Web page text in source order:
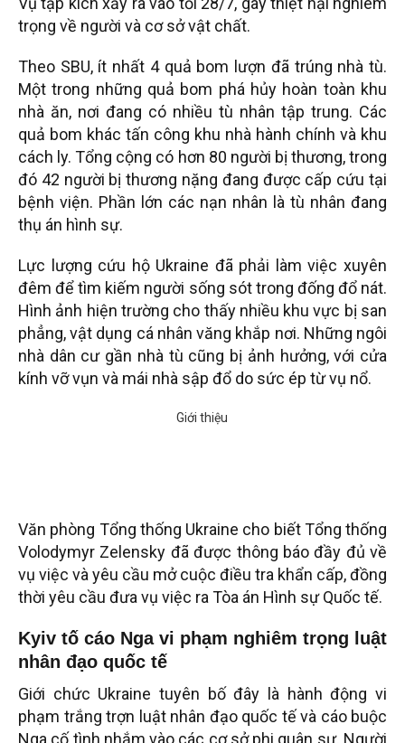
trọng về người và cơ sở vật chất.
Theo SBU, ít nhất 4 quả bom lượn đã trúng nhà tù.
Một trong những quả bom phá hủy hoàn toàn khu
nhà ăn, nơi đang có nhiều tù nhân tập trung. Các
quả bom khác tấn công khu nhà hành chính và khu
cách ly. Tổng cộng có hơn 80 người bị thương, trong
đó 42 người bị thương nặng đang được cấp cứu tại
bệnh viện. Phần lớn các nạn nhân là tù nhân đang
thụ án hình sự.
Lực lượng cứu hộ Ukraine đã phải làm việc xuyên
đêm để tìm kiếm người sống sót trong đống đổ nát.
Hình ảnh hiện trường cho thấy nhiều khu vực bị san
phẳng, vật dụng cá nhân văng khắp nơi. Những ngôi
nhà dân cư gần nhà tù cũng bị ảnh hưởng, với cửa
kính vỡ vụn và mái nhà sập đổ do sức ép từ vụ nổ.
Văn phòng Tổng thống Ukraine cho biết Tổng thống
Volodymyr Zelensky đã được thông báo đầy đủ về
vụ việc và yêu cầu mở cuộc điều tra khẩn cấp, đồng
thời yêu cầu đưa vụ việc ra Tòa án Hình sự Quốc tế.
Kyiv tố cáo Nga vi phạm nghiêm trọng luật
nhân đạo quốc tế
Giới chức Ukraine tuyên bố đây là hành động vi
phạm trắng trợn luật nhân đạo quốc tế và cáo buộc